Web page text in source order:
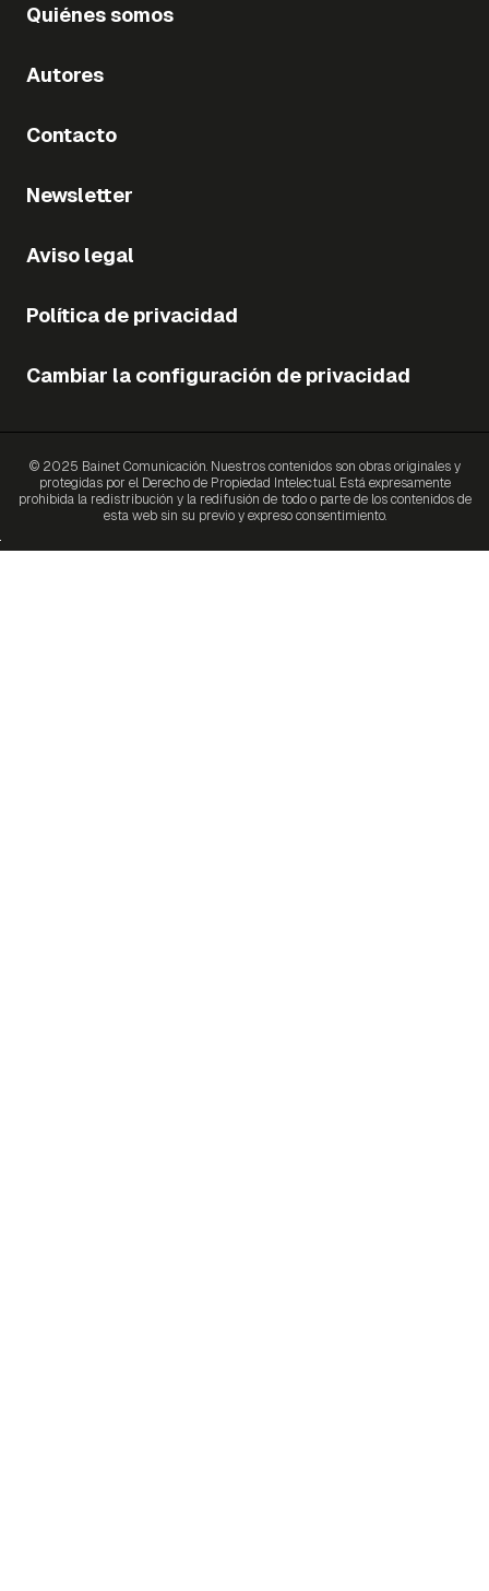
Quiénes somos
Autores
Contacto
Newsletter
Aviso legal
Política de privacidad
Cambiar la configuración de privacidad
© 2025 Bainet Comunicación. Nuestros contenidos son obras originales y
protegidas por el Derecho de Propiedad Intelectual. Está expresamente
prohibida la redistribución y la redifusión de todo o parte de los contenidos de
esta web sin su previo y expreso consentimiento.